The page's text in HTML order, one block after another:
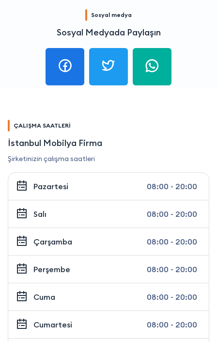
Sosyal medya
Sosyal Medyada Paylaşın
ÇALIŞMA SAATLERİ
İstanbul Mobilya Firma
Şirketinizin çalışma saatleri
Pazartesi 08:00 - 20:00
Salı 08:00 - 20:00
Çarşamba 08:00 - 20:00
Perşembe 08:00 - 20:00
Cuma 08:00 - 20:00
Cumartesi 08:00 - 20:00